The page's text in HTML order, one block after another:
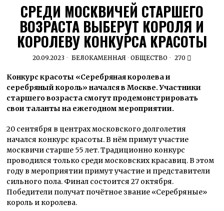
СРЕДИ МОСКВИЧЕЙ СТАРШЕГО
ВОЗРАСТА ВЫБЕРУТ КОРОЛЯ И
КОРОЛЕВУ КОНКУРСА КРАСОТЫ
20.09.2023 БЕЛОКАМЕННАЯ · ОБЩЕСТВО 270
Конкурс красоты «Серебряная королева и
серебряный король» начался в Москве. Участники
старшего возраста смогут продемонстрировать
свои таланты на ежегодном мероприятии.
20 сентября в центрах московского долголетия
начался конкурс красоты. В нём примут участие
москвичи старше 55 лет. Традиционно конкурс
проводился только среди московских красавиц. В этом
году в мероприятии примут участие и представители
сильного пола. Финал состоится 27 октября.
Победители получат почётное звание «Серебряные»
король и королева.